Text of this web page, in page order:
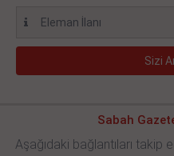
Sabah
Aşağıdaki bağlantıları takip